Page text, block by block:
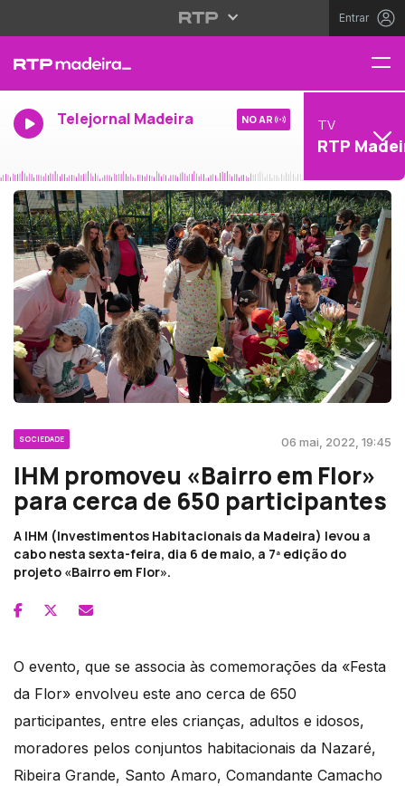
Entrar
Telejornal Madeira NO AR TV
RTP
SOCIEDADE 06 mai, 2022, 19:45
IHM promoveu «Bairro em Flor»
para cerca de 650 participantes
A IHM (Investimentos Habitacionais da Madeira) levou a
cabo nesta sexta-feira, dia 6 de maio, a 7ª edição do
projeto «Bairro em Flor».
O evento, que se associa às comemorações da «Festa
da Flor» envolveu este ano cerca de 650
participantes, entre eles crianças, adultos e idosos,
moradores pelos conjuntos habitacionais da Nazaré,
Ribeira Grande, Santo Amaro, Comandante Camacho